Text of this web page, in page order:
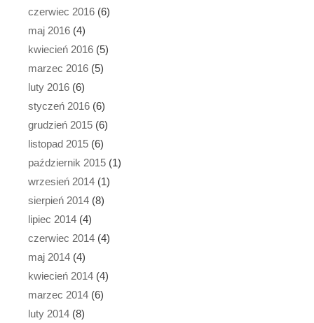
czerwiec 2016 (6)
maj 2016 (4)
kwiecień 2016 (5)
marzec 2016 (5)
luty 2016 (6)
styczeń 2016 (6)
grudzień 2015 (6)
listopad 2015 (6)
październik 2015 (1)
wrzesień 2014 (1)
sierpień 2014 (8)
lipiec 2014 (4)
czerwiec 2014 (4)
maj 2014 (4)
kwiecień 2014 (4)
marzec 2014 (6)
luty 2014 (8)